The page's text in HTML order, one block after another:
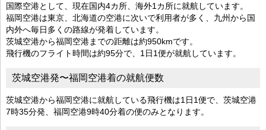
国際空港として、現在国内4カ所、海外1カ所に就航しています。
福岡空港は東京、北海道の空港に次いで利用者が多く、九州から国
内外へ毎日多くの路線が発着しています。
茨城空港から福岡空港までの距離は約950kmです。
飛行機のフライト時間は約95分で、1日1便が就航しています。
茨城空港発〜福岡空港着の就航便数
茨城空港から福岡空港に就航している飛行機は1日1便で、茨城空港
7時35分発、福岡空港9時40分着の便のみとなります。